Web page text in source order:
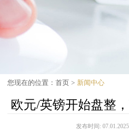
您现在的位置： 首页 > 新闻中心
欧元/英镑开始盘整
发布时间: